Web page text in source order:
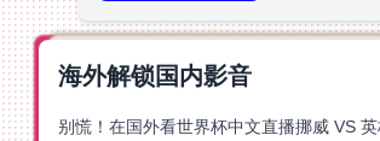
海外解锁国内影音